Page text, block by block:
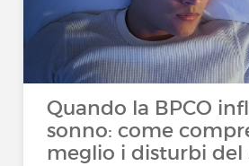
Quando la BPCO
sonno: come
meglio i disturbi del